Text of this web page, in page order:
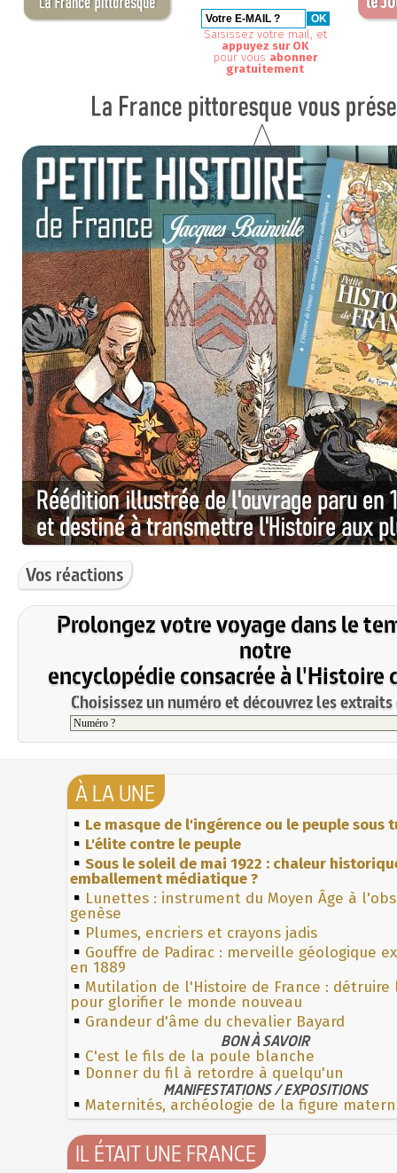
Saisissez votre mail, et
appuyez sur OK
pour vous abonner
gratuitement
Vos réactions
Prolongez votre voyage dans le
notre
encyclopédie consacrée à l'Histoire
Choisissez un numéro et découvrez les
À LA UNE
Le masque de l'ingérence ou le peuple sous
L'élite contre le peuple
Sous le soleil de mai 1922 : chaleur
emballement médiatique ?
Lunettes : instrument du Moyen Âge à
genèse
Plumes, encriers et crayons jadis
Gouffre de Padirac : merveille géologique
en 1889
Mutilation de l'Histoire de France : détruire
pour glorifier le monde nouveau
Grandeur d'âme du chevalier Bayard
BON À SAVOIR
C'est le fils de la poule blanche
Donner du fil à retordre à quelqu'un
MANIFESTATIONS / EXPOSITIONS
Maternités, archéologie de la figure
IL ÉTAIT UNE FRANCE